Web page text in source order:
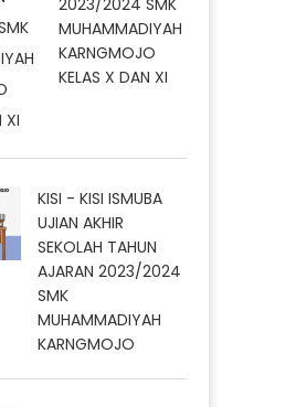
2023/2024 SMK
MUHAMMADIYAH
KARNGMOJO
KELAS X DAN XI
KISI - KISI ISMUBA
UJIAN AKHIR
SEKOLAH TAHUN
AJARAN 2023/2024
SMK
MUHAMMADIYAH
KARNGMOJO